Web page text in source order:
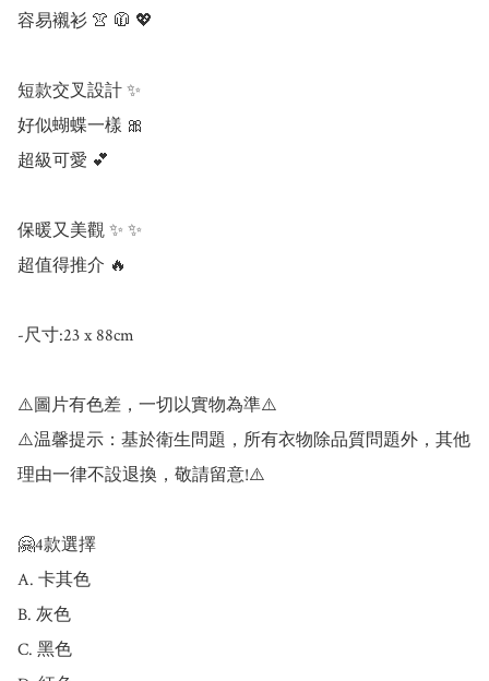
容易襯衫 👚 🧥 💖
短款交叉設計 ✨
好似蝴蝶一樣 🎀
超級可愛 💕
保暖又美觀 ✨ ✨
超值得推介 🔥
-尺寸:23 x 88cm
⚠️圖片有色差，一切以實物為準⚠️
⚠️温馨提示：基於衛生問題，所有衣物除品質問題外，其他
理由一律不設退換，敬請留意!⚠️
🤗4款選擇
A. 卡其色
B. 灰色
C. 黑色